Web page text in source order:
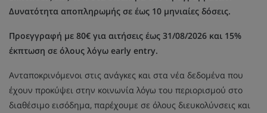
Δυνατότητα αποπληρωμής σε έως 10 μηνιαίες δόσεις.
Προεγγραφή με 80€ για αιτήσεις έως 31/08/2026 και 15%
έκπτωση σε όλους λόγω early entry.
Ανταποκρινόμενοι στις ανάγκες και στα νέα δεδομένα που
έχουν προκύψει στην κοινωνία λόγω του περιορισμού στο
διαθέσιμο εισόδημα, παρέχουμε σε όλους διευκολύνσεις και